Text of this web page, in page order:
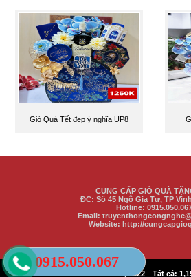
Giỏ Quà Tết đẹp ý nghĩa UP8
CUNG CẤP GIỎ QUÀ
ĐC: Số 45 Ngô Gia Tự, TP Vinh
Hotline:
Email:
Website: http://
322 Tất cả:
0915.050.067